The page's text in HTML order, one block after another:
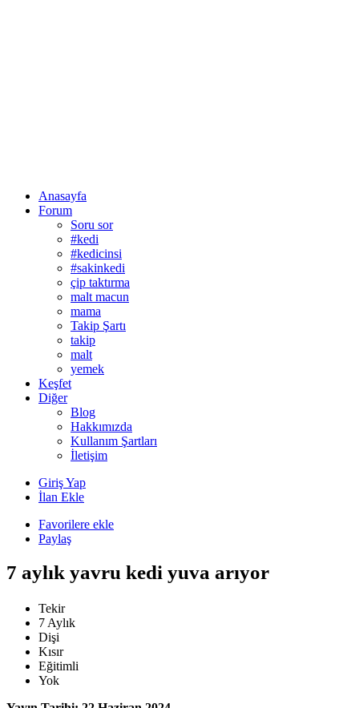
Anasayfa
Forum
Soru sor
#kedi
#kedicinsi
#sakinkedi
çip taktırma
malt macun
mama
Takip Şartı
takip
malt
yemek
Keşfet
Diğer
Blog
Hakkımızda
Kullanım Şartları
İletişim
Giriş Yap
İlan Ekle
Favorilere ekle
Paylaş
7 aylık yavru kedi yuva arıyor
Tekir
7 Aylık
Dişi
Kısır
Eğitimli
Yok